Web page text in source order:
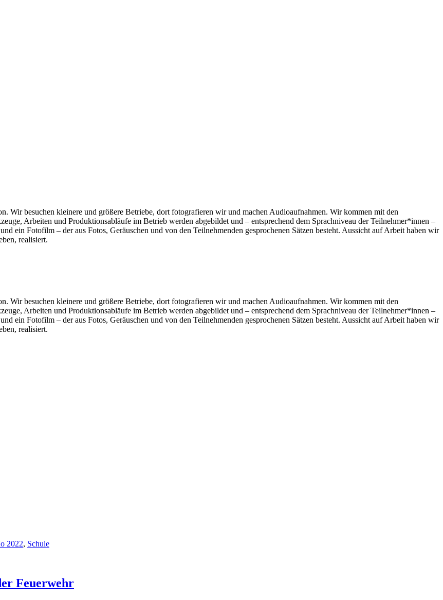
Wir besuchen kleinere und größere Betriebe, dort fotografieren wir und machen Audioaufnahmen. Wir kommen mit den
Arbeiten und Produktionsabläufe im Betrieb werden abgebildet und – entsprechend dem Sprachniveau der Teilnehmer*innen –
ein Fotofilm – der aus Fotos, Geräuschen und von den Teilnehmenden gesprochenen Sätzen besteht. Aussicht auf Arbeit haben wir
realisiert.
Wir besuchen kleinere und größere Betriebe, dort fotografieren wir und machen Audioaufnahmen. Wir kommen mit den
Arbeiten und Produktionsabläufe im Betrieb werden abgebildet und – entsprechend dem Sprachniveau der Teilnehmer*innen –
ein Fotofilm – der aus Fotos, Geräuschen und von den Teilnehmenden gesprochenen Sätzen besteht. Aussicht auf Arbeit haben wir
realisiert.
2022, Schule
Feuerwehr